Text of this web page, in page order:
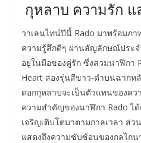
กุหลาบ ความรัก แ
วาเลนไทน์ปีนี้ Rado มาพร้อมภ
ความรู้สึกดีๆ ผ่านสัญลักษณ์ประจ
อยู่ในมือของคู่รัก ซึ่งสวมนาฬิกา
Heart สองรุ่นสีขาว-ดำบนฉากห
ดอกกุหลาบจะเป็นตัวแทนของคว
ความสำคัญของนาฬิกา Rado ได้
เจริญเติบโตมาตามกาลเวลา ส่ว
แสดงถึงความซับซ้อนของกลไก